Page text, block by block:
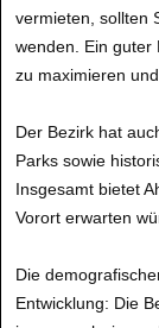
vermieten, sollten
wenden. Ein guter
zu maximieren
Der Bezirk hat
Parks sowie
Insgesamt bietet
Vorort erwarten
Die
Entwicklung: Die